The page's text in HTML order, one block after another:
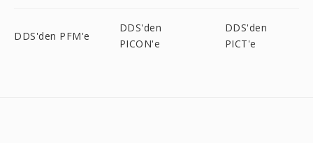
DDS'den PFM'e
DDS'den
PICON'e
DDS'den
PICT'e